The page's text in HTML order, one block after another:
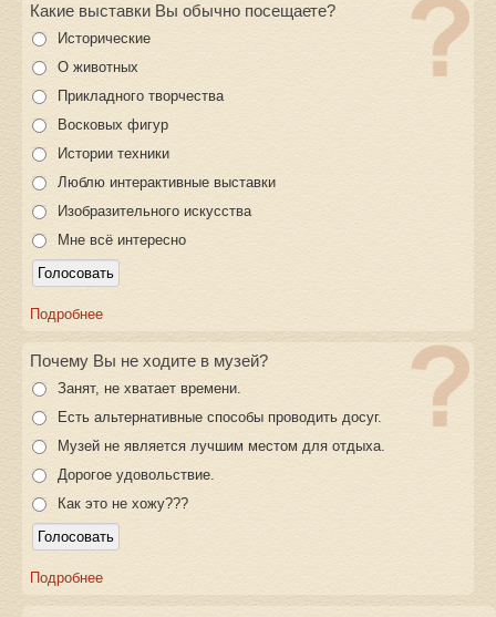
Какие выставки Вы обычно посещаете?
Исторические
О животных
Прикладного творчества
Восковых фигур
Истории техники
Люблю интерактивные выставки
Изобразительного искусства
Мне всё интересно
Подробнее
Почему Вы не ходите в музей?
Занят, не хватает времени.
Есть альтернативные способы проводить досуг.
Музей не является лучшим местом для отдыха.
Дорогое удовольствие.
Как это не хожу???
Подробнее